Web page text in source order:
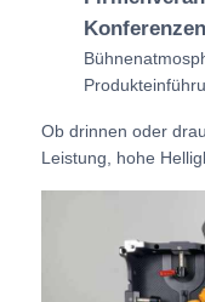
Ob drinnen oder
Leistung, hohe